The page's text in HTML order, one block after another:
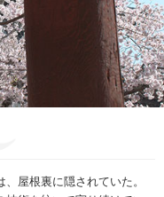
屋根裏に隠されていた。